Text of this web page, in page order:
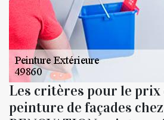
Les critères pour le prix
peinture de façades